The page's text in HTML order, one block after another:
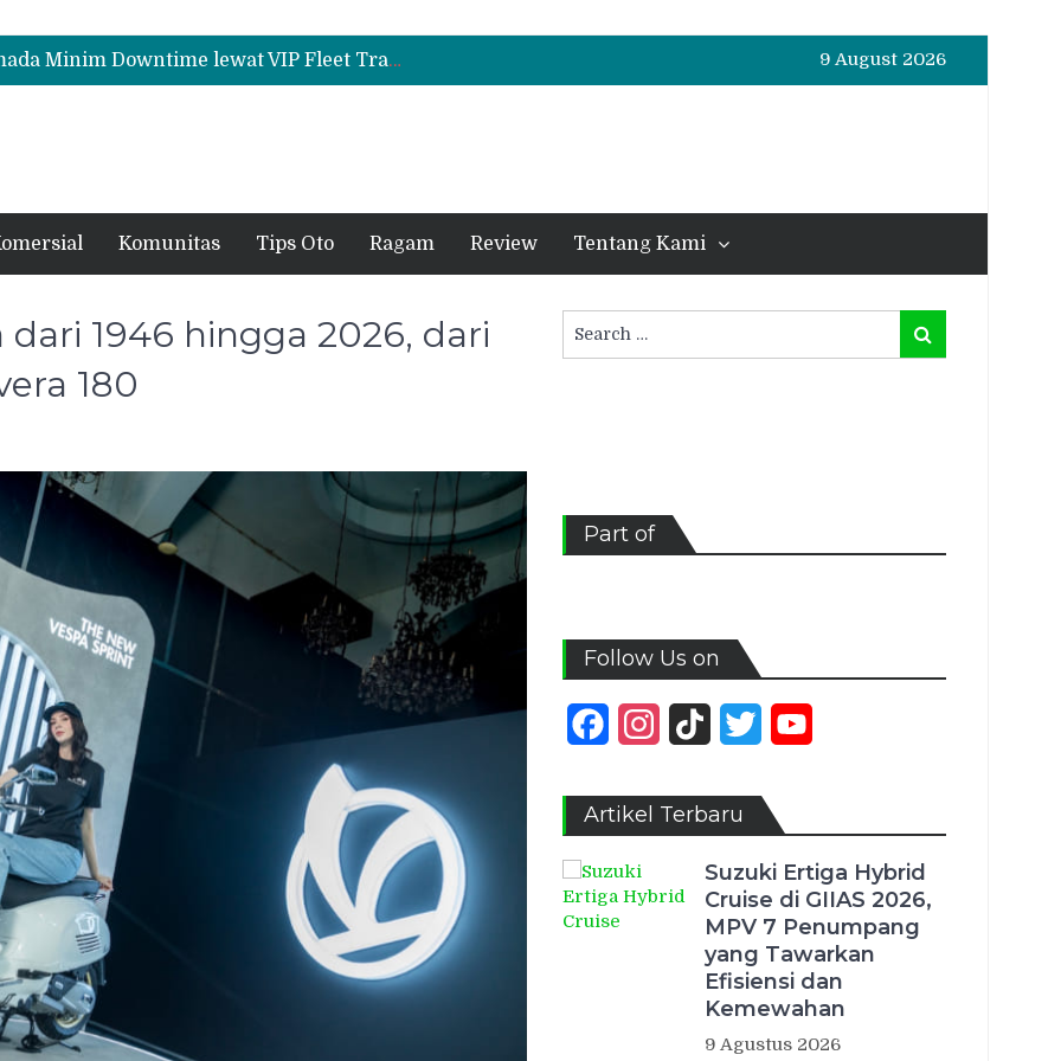
Suzuki Ertiga Hybrid Cruise di GIIAS 2026, MPV 7 Penumpang yang Tawarkan Efisiensi dan Kemewahan
Mitsubishi Fuso Dorong Armada Minim Downtime lewat VIP Fleet Training 2026
Mitsubishi Fuso eCanter Melaju di Bisnis Logistik, Fastana Jadi Pengguna Baru
9 August 2026
Komunitas Tips Oto Ragam Review Tentang Kami
1946 hingga 2026, dari
180
for:
Search
Part of
Follow Us on
FacebookInstagram
TikTok Twitter
Artikel Terbaru
Suzuki Ertiga Hybrid
Cruise di GIIAS 2026,
MPV 7 Penumpang
yang Tawarkan
Efisiensi dan
Kemewahan
9 Agustus 2026